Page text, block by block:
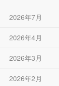
2026年7月
2026年4月
2026年3月
2026年2月